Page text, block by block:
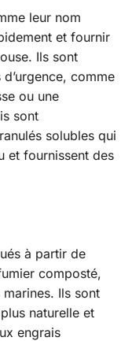
leur nom
et fournir
Ils sont
comme
ou une
sont
solubles qui
et fournissent des
à partir de
composté,
Ils sont
naturelle et
engrais